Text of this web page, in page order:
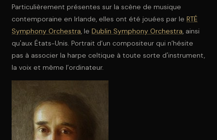
Particulièrement présentes sur la scène de musique
contemporaine en Irlande, elles ont été jouées par le RTÉ
Symphony Orchestra, le Dublin Symphony Orchestra, ainsi
qu'aux États-Unis. Portrait d’un compositeur qui n’hésite
pas à associer la harpe celtique à toute sorte d'instrument,
la voix et même l’ordinateur.